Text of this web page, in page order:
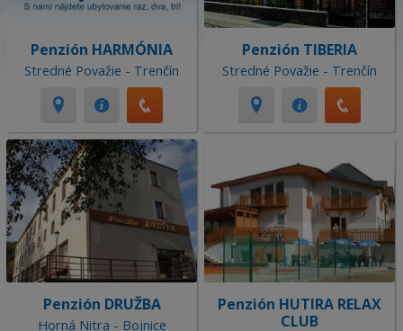
Penzión HARMÓNIA
Stredné Považie - Trenčín
Penzión TIBERIA
Stredné Považie - Trenčín
Penzión DRUŽBA
Horná Nitra - Bojnice
Penzión HUTIRA RELAX
CLUB